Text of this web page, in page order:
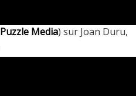
Puzzle Media) sur Joan Duru,